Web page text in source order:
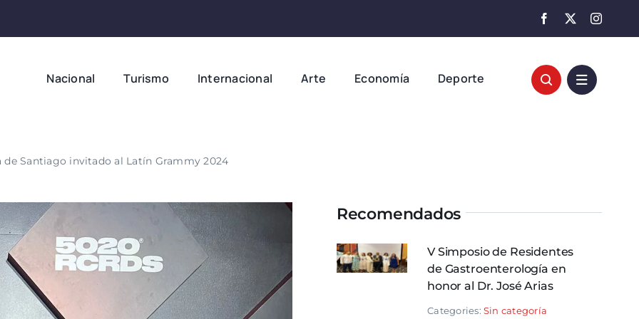
Nacional Turismo Internacional Arte Economía Deporte
de Santiago invitado al Latín Grammy 2024
Recomendados
V Simposio de Residentes
de Gastroenterología en
honor al Dr. José Arias
Categories: Sin categoría